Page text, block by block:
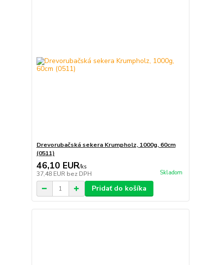
Drevorubačská sekera Krumpholz, 1000g, 60cm
(0511)
46,10 EUR/ks
37,48 EUR bez DPH Skladom
Pridať do košíka